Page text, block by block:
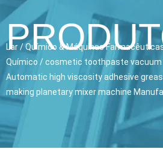
Lar/Químico & Máquinas
Químico /cosmetic toothpaste vacuum
Automatic high viscosity adhesive
making planetary mixer machine